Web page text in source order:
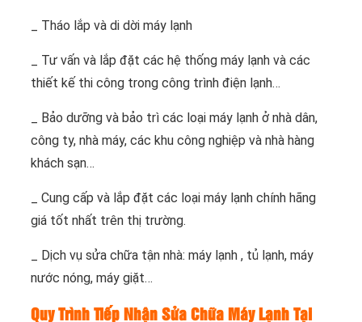
_ Tháo lắp và di dời máy lạnh
_ Tư vấn và lắp đặt các hệ thống máy lạnh và các
thiết kế thi công trong công trình điện lạnh…
_ Bảo dưỡng và bảo trì các loại máy lạnh ở nhà dân,
công ty, nhà máy, các khu công nghiệp và nhà hàng
khách sạn…
_ Cung cấp và lắp đặt các loại máy lạnh chính hãng
giá tốt nhất trên thị trường.
_ Dịch vụ sửa chữa tận nhà: máy lạnh , tủ lạnh, máy
nước nóng, máy giặt…
Quy Trình Tiếp Nhận Sửa Chữa Máy Lạnh Tại